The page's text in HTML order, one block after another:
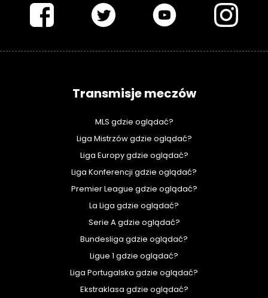
Transmisje meczów
MLS gdzie oglądać?
Liga Mistrzów gdzie oglądać?
Liga Europy gdzie oglądać?
Liga Konferencji gdzie oglądać?
Premier League gdzie oglądać?
La Liga gdzie oglądać?
Serie A gdzie oglądać?
Bundesliga gdzie oglądać?
Ligue 1 gdzie oglądać?
Liga Portugalska gdzie oglądać?
Ekstraklasa gdzie oglądać?